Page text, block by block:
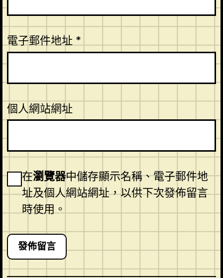
電子郵件地址*
個人網站網址
在瀏覽器中儲存顯示名稱、電子郵件地
址及個人網站網址，以供下次發佈留言
時使用。